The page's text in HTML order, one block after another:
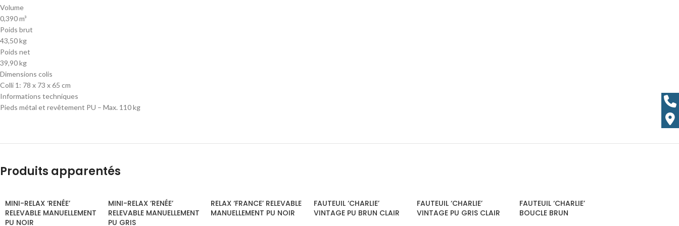
Volume
0,390 m³
Poids brut
43,50 kg
Poids net
39,90 kg
Dimensions colis
Colli 1: 78 x 73 x 65 cm
Informations techniques
Pieds métal et revêtement PU – Max. 110 kg
Produits apparentés
MINI-RELAX ‘RENÉE’
RELEVABLE MANUELLEMENT
PU NOIR
MINI-RELAX ‘RENÉE’
RELEVABLE MANUELLEMENT
PU GRIS
RELAX ‘FRANCE’ RELEVABLE
MANUELLEMENT PU NOIR
FAUTEUIL ‘CHARLIE’
VINTAGE PU BRUN CLAIR
FAUTEUIL ‘CHARLIE’
VINTAGE PU GRIS CLAIR
FAUTEUIL ‘CHARLIE’
BOUCLE BRUN